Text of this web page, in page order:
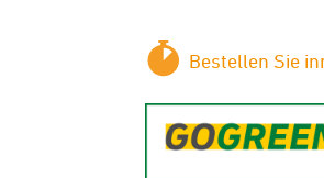
Bestellen Sie